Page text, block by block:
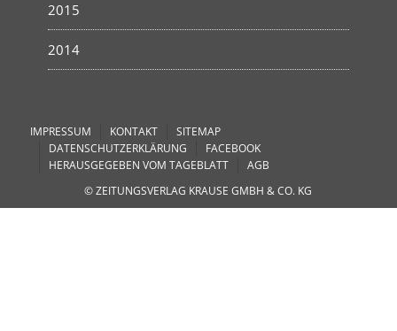
2015
2014
IMPRESSUM KONTAKT
SITEMAP
DATENSCHUTZERKLÄRUNG
FACEBOOK
HERAUSGEGEBEN VOM TAGEBLATT
AGB
© ZEITUNGSVERLAG KRAUSE GMBH & CO. KG